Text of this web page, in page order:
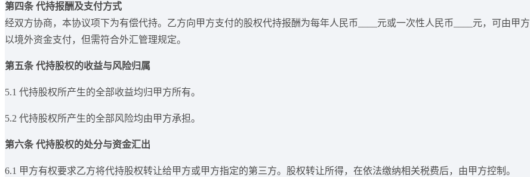
第四条 代持报酬及支付方式
经双方协商，本协议项下为有偿代持。乙方向甲方支付的股权代持报酬为每年人民币____元或一次性人民币____元，可由甲方
以境外资金支付，但需符合外汇管理规定。
第五条 代持股权的收益与风险归属
5.1 代持股权所产生的全部收益均归甲方所有。
5.2 代持股权所产生的全部风险均由甲方承担。
第六条 代持股权的处分与资金汇出
6.1 甲方有权要求乙方将代持股权转让给甲方或甲方指定的第三方。股权转让所得，在依法缴纳相关税费后，由甲方控制。